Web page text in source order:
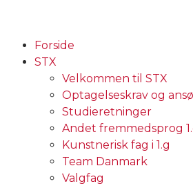
Forside
STX
Velkommen til STX
Optagelseskrav og
Studieretninger
Andet fremmedsprog
Kunstnerisk fag i 1.g
Team Danmark
Valgfag